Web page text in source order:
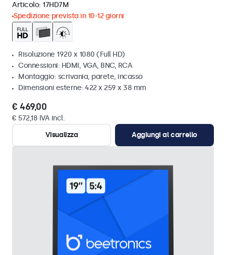
Articolo: 17HD7M
Spedizione prevista in 10-12 giorni
Risoluzione 1920 x 1080 (Full HD)
Connessioni: HDMI, VGA, BNC, RCA
Montaggio: scrivania, parete, incasso
Dimensioni esterne: 422 x 259 x 38 mm
€ 469,00
€ 572,18 IVA incl.
Visualizza
Aggiungi al carrello